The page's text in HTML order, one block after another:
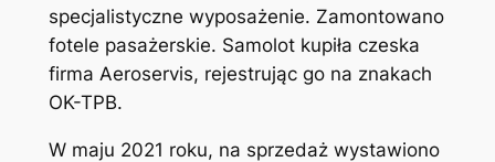
specjalistyczne wyposażenie. Zamontowano
fotele pasażerskie. Samolot kupiła czeska
firma Aeroservis, rejestrując go na znakach
OK-TPB.
W maju 2021 roku, na sprzedaż wystawiono